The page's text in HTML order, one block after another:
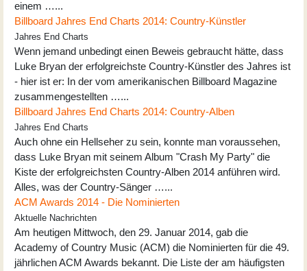
einem …...
Billboard Jahres End Charts 2014: Country-Künstler
Jahres End Charts
Wenn jemand unbedingt einen Beweis gebraucht hätte, dass
Luke Bryan der erfolgreichste Country-Künstler des Jahres ist
- hier ist er: In der vom amerikanischen Billboard Magazine
zusammengestellten …...
Billboard Jahres End Charts 2014: Country-Alben
Jahres End Charts
Auch ohne ein Hellseher zu sein, konnte man voraussehen,
dass Luke Bryan mit seinem Album "Crash My Party" die
Kiste der erfolgreichsten Country-Alben 2014 anführen wird.
Alles, was der Country-Sänger …...
ACM Awards 2014 - Die Nominierten
Aktuelle Nachrichten
Am heutigen Mittwoch, den 29. Januar 2014, gab die
Academy of Country Music (ACM) die Nominierten für die 49.
jährlichen ACM Awards bekannt. Die Liste der am häufigsten